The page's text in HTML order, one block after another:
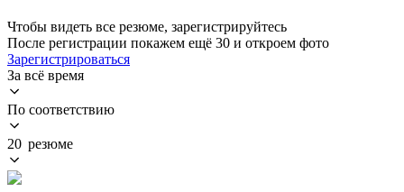
Чтобы видеть все резюме, зарегистрируйтесь
После регистрации покажем ещё 30 и откроем фото
Зарегистрироваться
За всё время
По соответствию
20 резюме